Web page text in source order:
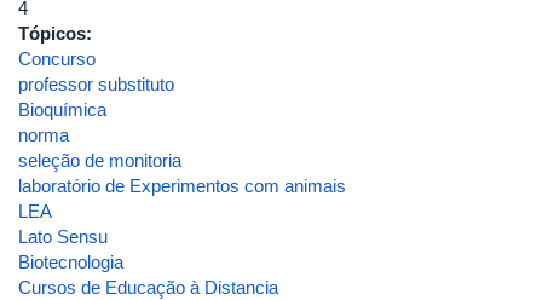
4
Tópicos:
Concurso
professor substituto
Bioquímica
norma
seleção de monitoria
laboratório de Experimentos com animais
LEA
Lato Sensu
Biotecnologia
Cursos de Educação à Distancia